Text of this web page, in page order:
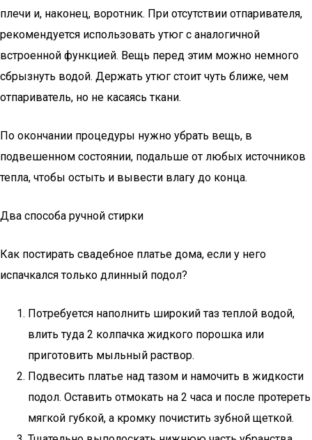
плечи и, наконец, воротник. При отсутствии отпаривателя,
рекомендуется использовать утюг с аналогичной
встроенной функцией. Вещь перед этим можно немного
сбрызнуть водой. Держать утюг стоит чуть ближе, чем
отпариватель, но не касаясь ткани.
По окончании процедуры нужно убрать вещь, в
подвешенном состоянии, подальше от любых источников
тепла, чтобы остыть и вывести влагу до конца.
Два способа ручной стирки
Как постирать свадебное платье дома, если у него
испачкался только длинный подол?
Потребуется наполнить широкий таз теплой водой,
влить туда 2 колпачка жидкого порошка или
приготовить мыльный раствор.
Подвесить платье над тазом и намочить в жидкости
подол. Оставить отмокать на 2 часа и после протереть
мягкой губкой, а кромку почистить зубной щеткой.